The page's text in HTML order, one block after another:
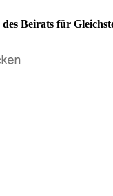
Beirats für